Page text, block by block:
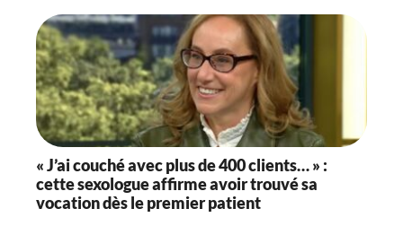
« J’ai couché avec plus de 400 clients… » :
cette sexologue affirme avoir trouvé sa
vocation dès le premier patient